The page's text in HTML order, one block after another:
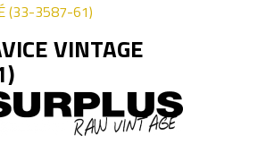
(33-3587-61)
VINTAGE